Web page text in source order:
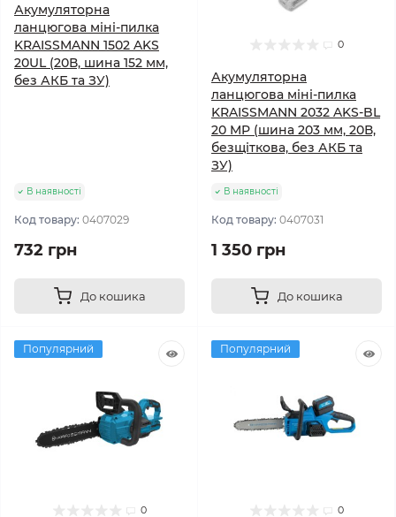
Акумуляторна
ланцюгова міні-пилка
KRAISSMANN 1502 AKS
20UL (20В, шина 152 мм,
без АКБ та ЗУ)
В наявності
Код товару: 0407029
732 грн
До кошика
0
Акумуляторна
ланцюгова міні-пилка
KRAISSMANN 2032 AKS-BL
20 MP (шина 203 мм, 20В,
безщіткова, без АКБ та
ЗУ)
В наявності
Код товару: 0407031
1 350 грн
До кошика
Популярний
0
Популярний
0